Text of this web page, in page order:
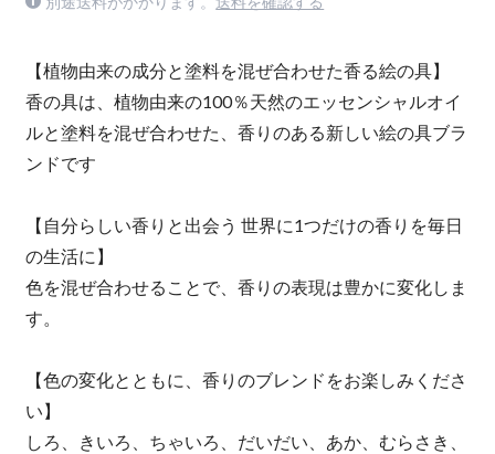
【植物由来の成分と塗料を混ぜ合わせた香る絵の具】
香の具は、植物由来の100％天然のエッセンシャルオイ
ルと塗料を混ぜ合わせた、香りのある新しい絵の具ブラ
ンドです
【自分らしい香りと出会う 世界に1つだけの香りを毎日
の生活に】
色を混ぜ合わせることで、香りの表現は豊かに変化しま
す。
【色の変化とともに、香りのブレンドをお楽しみくださ
い】
しろ、きいろ、ちゃいろ、だいだい、あか、むらさき、